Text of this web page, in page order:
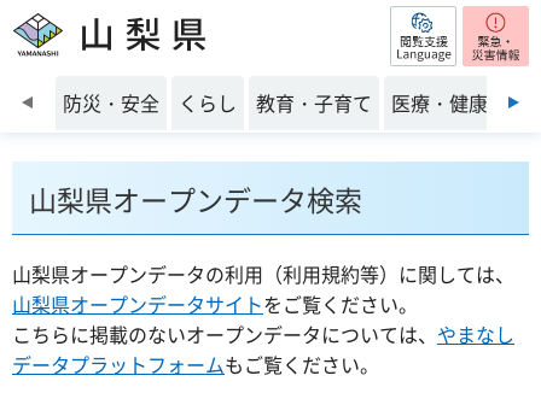
山梨県 閲覧支援
前のスライドを表示
防災・安全 くらし 教育・子育て 医療・健康・福
山梨県オープンデータ検索
山梨県オープンデータの利用（利用規約等）に関しては、
山梨県オープンデータサイトをご覧ください。
こちらに掲載のないオープンデータについては、 やまなし
データプラットフォームもご覧ください。